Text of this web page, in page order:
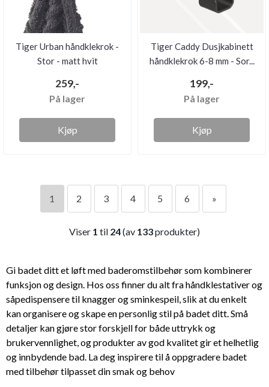
Tiger Urban håndklekrok -
Stor - matt hvit
259,-
På lager
Kjøp
Tiger Caddy Dusjkabinett
håndklekrok 6-8 mm - Sor...
199,-
På lager
Kjøp
1 2 3 4 5 6 »
Viser 1 til 24(av 133produkter)
Gi badet ditt et løft med baderomstilbehør som kombinerer
funksjon og design. Hos oss finner du alt fra håndklestativer og
såpedispensere til knagger og sminkespeil, slik at du enkelt
kan organisere og skape en personlig stil på badet ditt. Små
detaljer kan gjøre stor forskjell for både uttrykk og
brukervennlighet, og produkter av god kvalitet gir et helhetlig
og innbydende bad. La deg inspirere til å oppgradere badet
med tilbehør tilpasset din smak og behov